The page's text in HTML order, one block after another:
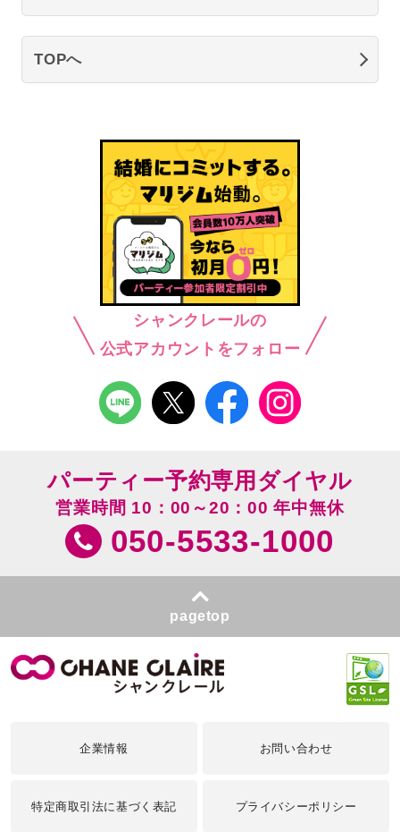
TOPへ
シャンクレールの
公式アカウントをフォロー
パーティー予約専用ダイヤル
営業時間 10：00～20：00 年中無休
050-5533-1000
pagetop
企業情報 お問い合わせ
特定商取引法に基づく表記 プライバシーポリシー